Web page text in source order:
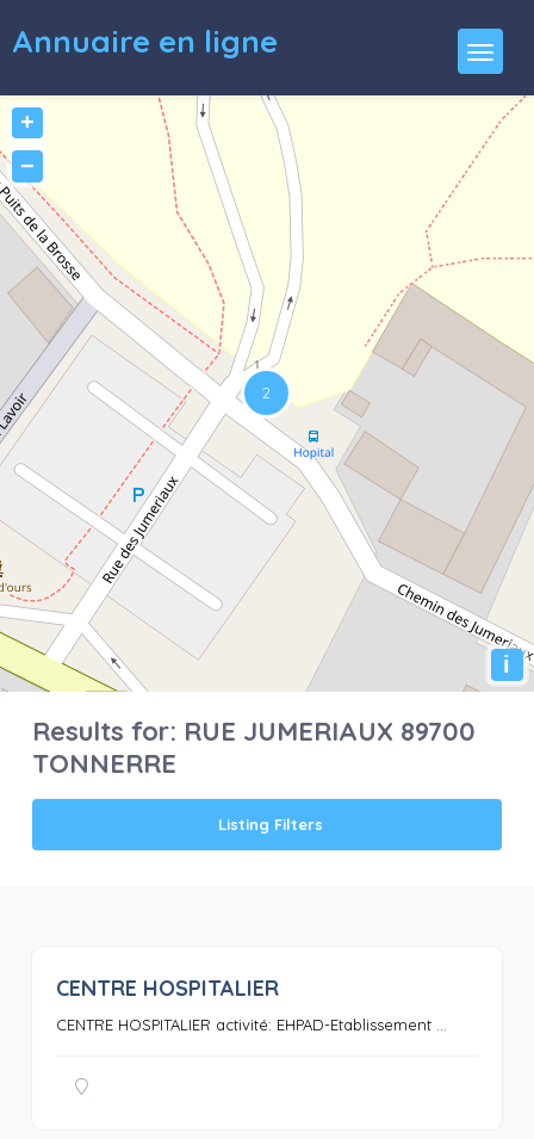
Annuaire en ligne
+
−
i
Results for: RUE JUMERIAUX 89700
TONNERRE
Listing Filters
CENTRE HOSPITALIER
CENTRE HOSPITALIER activité: EHPAD-Etablissement ...